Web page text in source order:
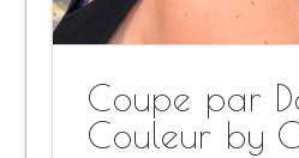
Coupe par
Couleur by